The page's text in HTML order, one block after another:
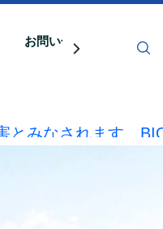
お問い合わせ
みなされます。